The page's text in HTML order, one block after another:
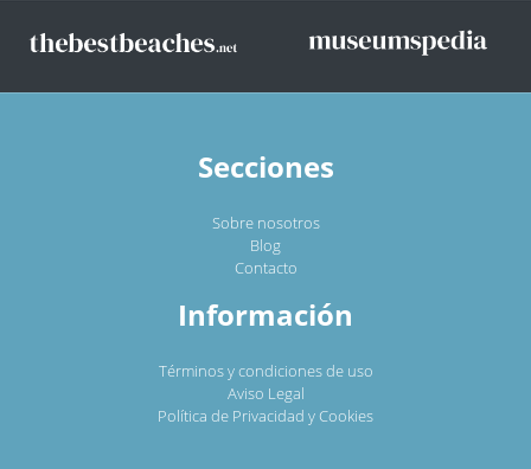
Secciones
Sobre nosotros
Blog
Contacto
Información
Términos y condiciones de uso
Aviso Legal
Política de Privacidad y Cookies